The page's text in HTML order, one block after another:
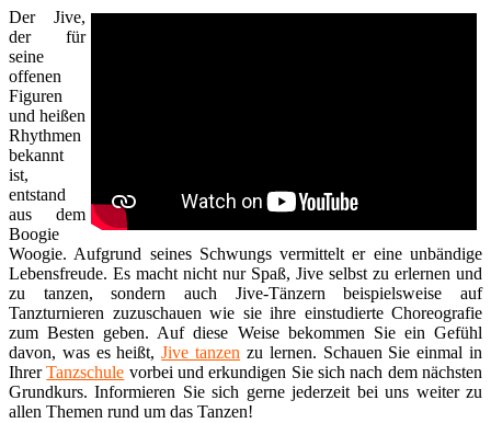
Der Jive,
der für
seine
offenen
Figuren
und heißen
Rhythmen
bekannt
ist,
entstand
aus dem
Boogie
Woogie. Aufgrund seines Schwungs vermittelt er eine unbändige
Lebensfreude. Es macht nicht nur Spaß, Jive selbst zu erlernen und
zu tanzen, sondern auch Jive-Tänzern beispielsweise auf
Tanzturnieren zuzuschauen wie sie ihre einstudierte Choreografie
zum Besten geben. Auf diese Weise bekommen Sie ein Gefühl
davon, was es heißt,Jive tanzen zu lernen. Schauen Sie einmal in
IhrerTanzschule vorbei und erkundigen Sie sich nach dem nächsten
Grundkurs. Informieren Sie sich gerne jederzeit bei uns weiter zu
allen Themen rund um das Tanzen!